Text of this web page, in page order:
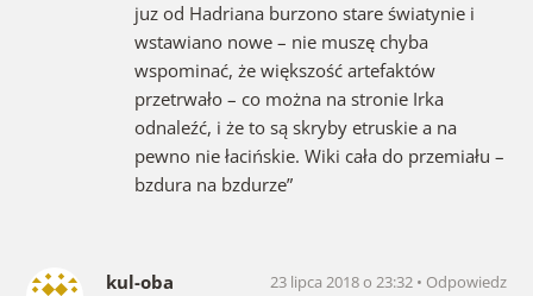
juz od Hadriana burzono stare światynie i
wstawiano nowe – nie muszę chyba
wspominać, że większość artefaktów
przetrwało – co można na stronie Irka
odnaleźć, i że to są skryby etruskie a na
pewno nie łacińskie. Wiki cała do przemiału –
bzdura na bzdurze”
kul-oba 23 lipca 2018 o 23:32 Odpowiedz